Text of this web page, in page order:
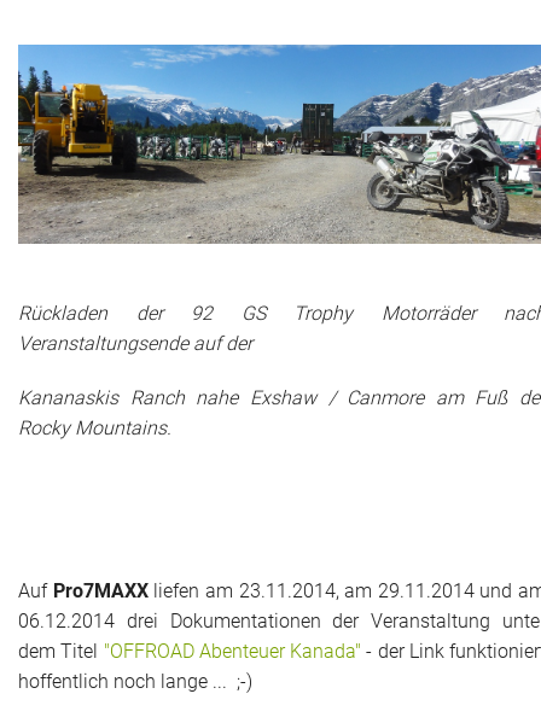
Rückladen der 92 GS Trophy Motorräder
Veranstaltungsende auf der
Kananaskis Ranch nahe Exshaw / Canmore am Fuß
Rocky Mountains.
Auf Pro7MAXX liefen am 23.11.2014, am 29.11.2014 und
06.12.2014 drei Dokumentationen der Veranstaltung
dem Titel "OFFROAD Abenteuer Kanada"- der Link
hoffentlich noch lange ... ;-)